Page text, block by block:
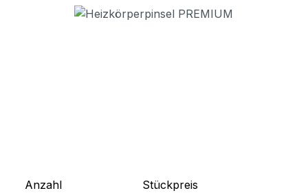
Bildergalerie überspringen
Anzahl Stückpreis